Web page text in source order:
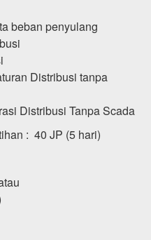
beban penyulang
Distribusi tanpa
Distribusi Tanpa Scada
: 40 JP (5 hari)